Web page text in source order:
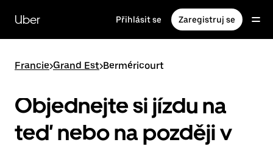
hlavní
obsah
Uber Přihlásit se Zaregistruj se
Francie>Grand Est>Berméricourt
Objednejte si jízdu na
teď nebo na později v